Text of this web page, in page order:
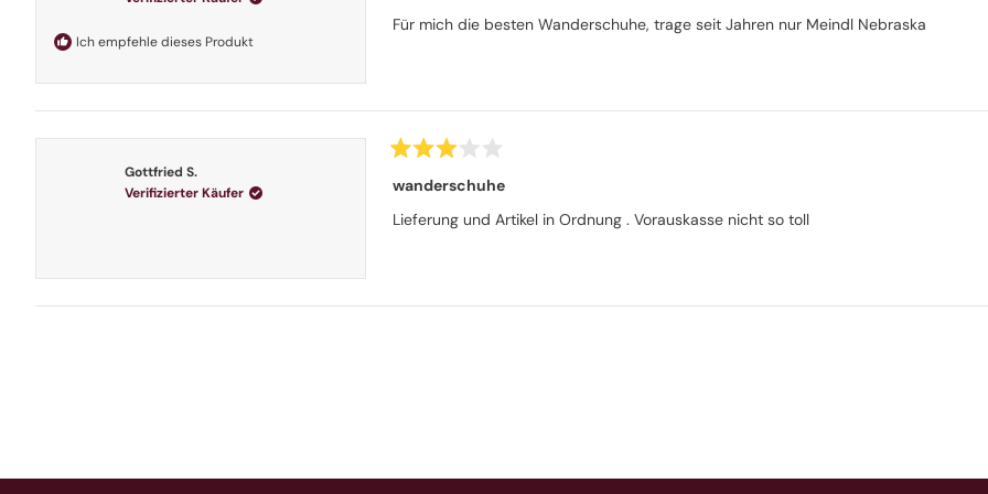
Ich empfehle dieses Produkt
5
Sternen
Für mich die besten Wanderschuhe, trage seit Jahren nur Meindl Nebraska
Gottfried S.
Verifizierter Käufer
3
von
5
Sternen
wanderschuhe
Lieferung und Artikel in Ordnung . Vorauskasse nicht so toll